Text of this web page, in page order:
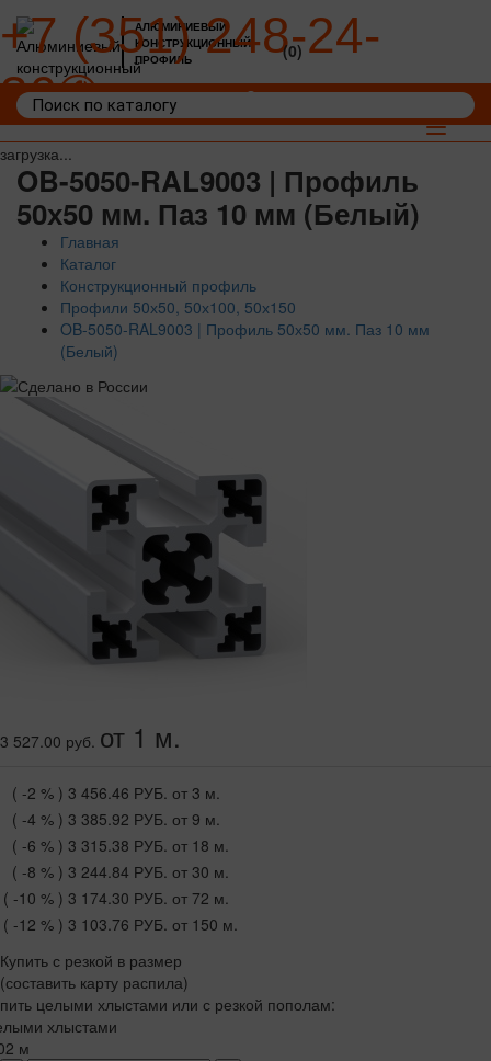
загрузка...
АЛЮМИНИЕВЫЙ
КОНСТРУКЦИОННЫЙ
ПРОФИЛЬ
+7 (351) 248-24-
36
(0)
Toggle
OB-5050-RAL9003 | Профиль
50х50 мм. Паз 10 мм (Белый)
Главная
Каталог
Конструкционный профиль
Профили 50х50, 50х100, 50х150
OB-5050-RAL9003 | Профиль 50х50 мм. Паз 10 мм
(Белый)
3 527.00 руб. от 1 м.
( -2 % ) 3 456.46 РУБ. от 3 м.
( -4 % ) 3 385.92 РУБ. от 9 м.
( -6 % ) 3 315.38 РУБ. от 18 м.
( -8 % ) 3 244.84 РУБ. от 30 м.
( -10 % ) 3 174.30 РУБ. от 72 м.
( -12 % ) 3 103.76 РУБ. от 150 м.
Купить с резкой в размер
(составить карту распила)
целыми хлыстами или с резкой пополам:
хлыстами
м